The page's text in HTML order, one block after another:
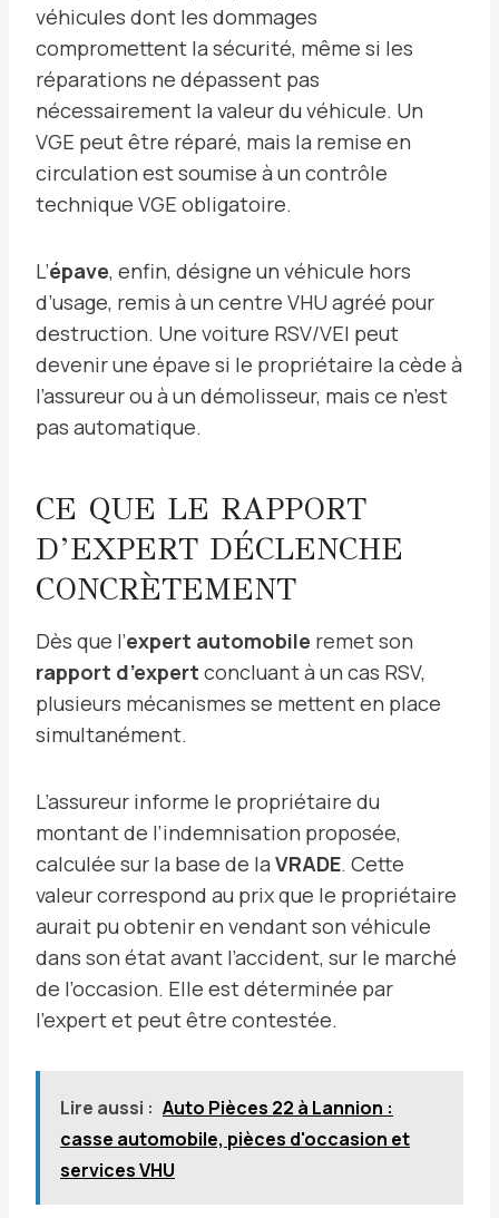
véhicules dont les dommages
compromettent la sécurité, même si les
réparations ne dépassent pas
nécessairement la valeur du véhicule. Un
VGE peut être réparé, mais la remise en
circulation est soumise à un contrôle
technique VGE obligatoire.
L’épave, enfin, désigne un véhicule hors
d’usage, remis à un centre VHU agréé pour
destruction. Une voiture RSV/VEI peut
devenir une épave si le propriétaire la cède à
l’assureur ou à un démolisseur, mais ce n’est
pas automatique.
CE QUE LE RAPPORT
D’EXPERT DÉCLENCHE
CONCRÈTEMENT
Dès que l’expert automobile remet son
rapport d’expert concluant à un cas RSV,
plusieurs mécanismes se mettent en place
simultanément.
L’assureur informe le propriétaire du
montant de l’indemnisation proposée,
calculée sur la base de la VRADE. Cette
valeur correspond au prix que le propriétaire
aurait pu obtenir en vendant son véhicule
dans son état avant l’accident, sur le marché
de l’occasion. Elle est déterminée par
l’expert et peut être contestée.
Lire aussi : Auto Pièces 22 à Lannion :
casse automobile, pièces d'occasion et
services VHU